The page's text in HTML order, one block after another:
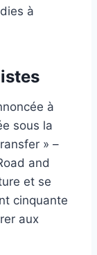
à
à
sous la
» –
and
et se
cinquante
aux